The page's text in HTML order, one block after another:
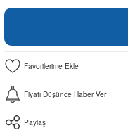
Fiyatı Düşünce Haber Ver
Paylaş